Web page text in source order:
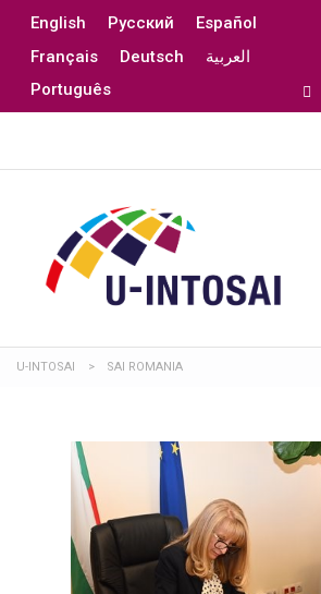
English Русский
Español
Français
Deutsch
العربية
Português
U-INTOSAI > SAI ROMANIA